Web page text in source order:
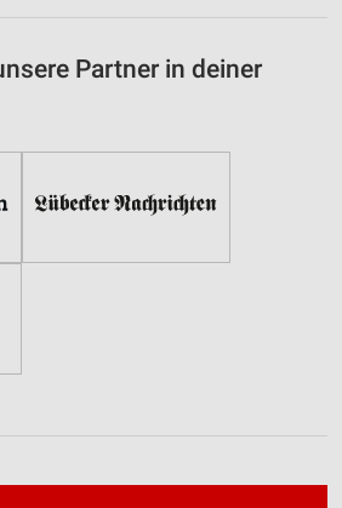
Partner in deiner